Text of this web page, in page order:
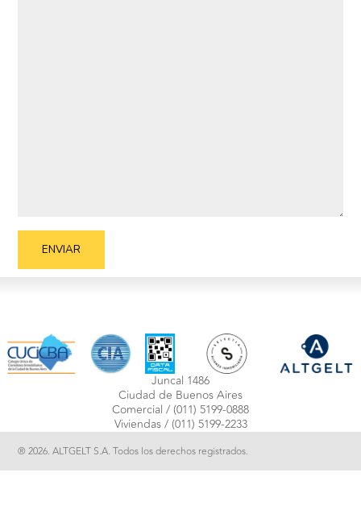
Juncal 1486
Ciudad de Buenos Aires
Comercial /(011) 5199-0888
Viviendas /(011) 5199-2233
® 2026. ALTGELT S.A. Todos los derechos registrados.